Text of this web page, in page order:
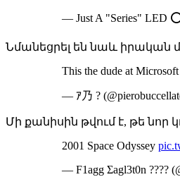
— Just A "Series" LED
Նմանեցրել են նաև իրական
This the dude at
— ｱ乃 ?
Մի քանիսին թվում է, թե նոր
2001 Space Odyssey
— F1agg Σagl3t0n ????